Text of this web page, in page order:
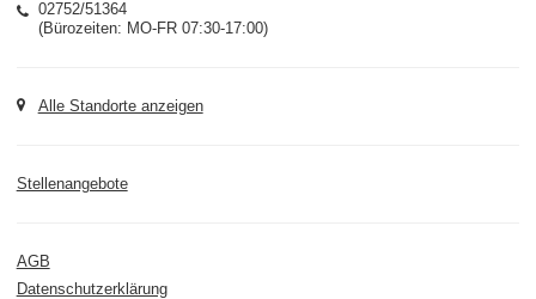
02752/51364
(Bürozeiten: MO-FR 07:30-17:00)
Alle Standorte anzeigen
Stellenangebote
AGB
Datenschutzerklärung